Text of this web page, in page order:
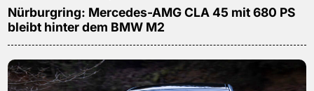
Nürburgring: Mercedes-AMG CLA 45 mit 680 PS
bleibt hinter dem BMW M2